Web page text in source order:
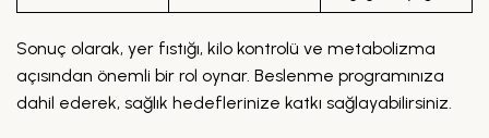
Sonuç olarak, yer fıstığı, kilo kontrolü ve metabolizma
açısından önemli bir rol oynar. Beslenme programınıza
dahil ederek, sağlık hedeflerinize katkı sağlayabilirsiniz.